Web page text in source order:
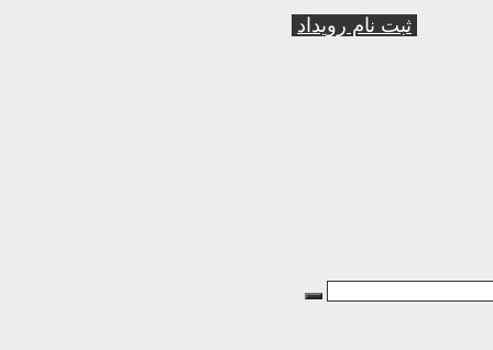
ثبت نام رویداد